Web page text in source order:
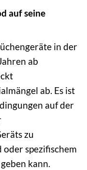
auf seine
in der
ab
ab. Es ist
auf der
zu
oder spezifischem
kann.